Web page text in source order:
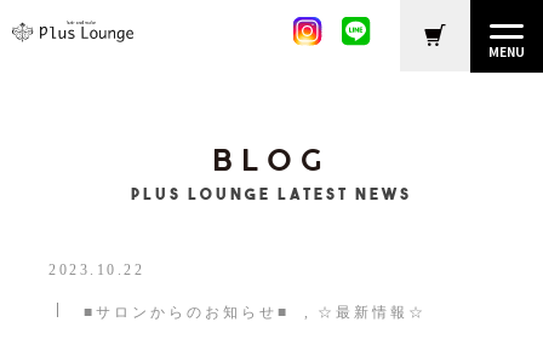
MENU
BLOG
Plus Lounge LATEST NEWS
2023.10.22
■サロンからのお知らせ■ ☆最新情報☆